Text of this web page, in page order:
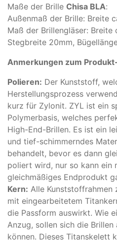
Maße der Brille Chisa BLA:
Außenmaß der Brille: Breite
Maß der Brillengläser: Breite
Stegbreite 20mm,
Anmerkungen zum
Polieren: Der Kunststoff,
Herstellungsprozess
kurz für Zylonit. ZYL ist ein
Polymerbasis, welches
High-End-Brillen. Es ist ein
und tief-schimmerndes
behandelt, bevor es dann
poliert wird, nur so kann ein
gleichmäßiges Endprodukt
Kern: Alle Kunststoffrahmen
mit eingearbeitetem
die Passform auswirkt. Wie
Anzug, sollen sich die Brillen
können. Dieses Titanskelett